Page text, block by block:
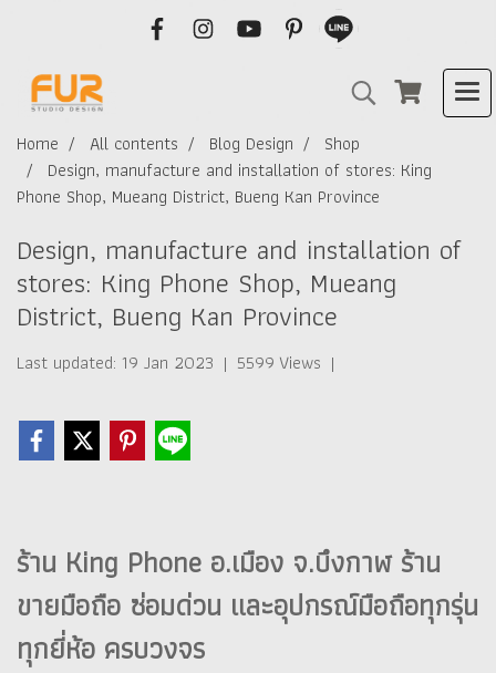
Home All contents Blog Design
Shop
Design, manufacture and installation of stores: King
Phone Shop, Mueang District, Bueng Kan Province
Design, manufacture and installation of
stores: King Phone Shop, Mueang
District, Bueng Kan Province
Last updated: 19 Jan 2023 | 5599 Views |
ร้าน King Phone อ.เมือง จ.บึงกาฬ ร้าน
ขายมือถือ ซ่อมด่วน และอุปกรณ์มือถือทุกรุ่น
ทุกยี่ห้อ ครบวงจร